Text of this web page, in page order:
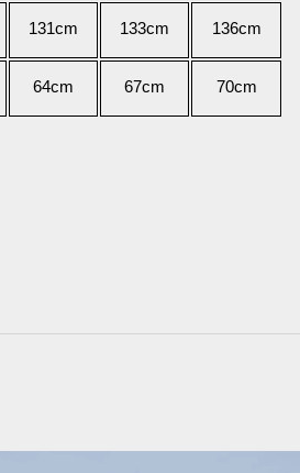
131cm 133cm 136cm
64cm 67cm 70cm